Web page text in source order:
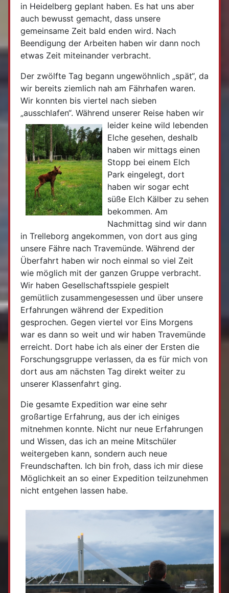
in Heidelberg geplant haben. Es hat uns aber
auch bewusst gemacht, dass unsere
gemeinsame Zeit bald enden wird. Nach
Beendigung der Arbeiten haben wir dann noch
etwas Zeit miteinander verbracht.
Der zwölfte Tag begann ungewöhnlich „spät“, da
wir bereits ziemlich nah am Fährhafen waren.
Wir konnten bis viertel nach sieben
„ausschlafen“. Während unserer Reise haben wir
leider keine wild lebenden
Elche gesehen, deshalb
haben wir mittags einen
Stopp bei einem Elch
Park eingelegt, dort
haben wir sogar echt
süße Elch Kälber zu sehen
bekommen. Am
Nachmittag sind wir dann
in Trelleborg angekommen, von dort aus ging
unsere Fähre nach Travemünde. Während der
Überfahrt haben wir noch einmal so viel Zeit
wie möglich mit der ganzen Gruppe verbracht.
Wir haben Gesellschaftsspiele gespielt
gemütlich zusammengesessen und über unsere
Erfahrungen während der Expedition
gesprochen. Gegen viertel vor Eins Morgens
war es dann so weit und wir haben Travemünde
erreicht. Dort habe ich als einer der Ersten die
Forschungsgruppe verlassen, da es für mich von
dort aus am nächsten Tag direkt weiter zu
unserer Klassenfahrt ging.
Die gesamte Expedition war eine sehr
großartige Erfahrung, aus der ich einiges
mitnehmen konnte. Nicht nur neue Erfahrungen
und Wissen, das ich an meine Mitschüler
weitergeben kann, sondern auch neue
Freundschaften. Ich bin froh, dass ich mir diese
Möglichkeit an so einer Expedition teilzunehmen
nicht entgehen lassen habe.